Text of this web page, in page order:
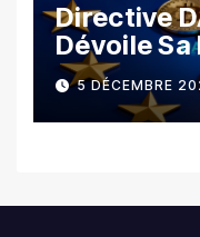
Directive
Dévoile
Contre La
Crypto
5 DÉCEMBRE